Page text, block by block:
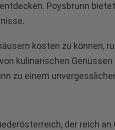
Poysbrunn
kosten zu können,
kulinarischen
zu einem
der reich an